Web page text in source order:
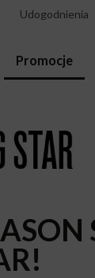
Udogodnienia
Promocje